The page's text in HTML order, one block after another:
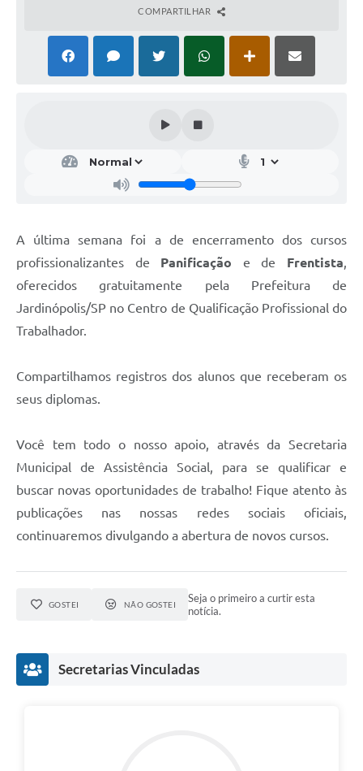
COMPARTILHAR
A última semana foi a de encerramento dos cursos
profissionalizantes de Panificação e de Frentista,
oferecidos gratuitamente pela Prefeitura de
Jardinópolis/SP no Centro de Qualificação Profissional do
Trabalhador.
Compartilhamos registros dos alunos que receberam os
seus diplomas.
Você tem todo o nosso apoio, através da Secretaria
Municipal de Assistência Social, para se qualificar e
buscar novas oportunidades de trabalho! Fique atento às
publicações nas nossas redes sociais oficiais,
continuaremos divulgando a abertura de novos cursos.
GOSTEI NÃO GOSTEI
Seja o primeiro a curtir esta
notícia.
Secretarias Vinculadas